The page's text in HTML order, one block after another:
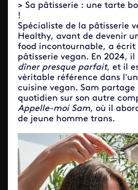
> Sa pâtisserie : une tarte
!
Spécialiste de la pâtisserie
Healthy, avant de devenir
food incontournable, a écrit
pâtisserie vegan. En 2024,
dîner presque parfait, et il
véritable référence dans
cuisine vegan. Sam partage
quotidien sur son autre
Appelle-moi Sam, où il
de jeune homme trans.